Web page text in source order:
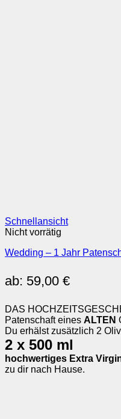
Schnellansicht
Nicht vorrätig
Wedding – 1 Jahr
ab: 59,00 €
DAS
Patenschaft eines ALTEN
Du erhälst zusätzlich 2
2 x 500 ml
hochwertiges Extra
zu dir nach Hause.